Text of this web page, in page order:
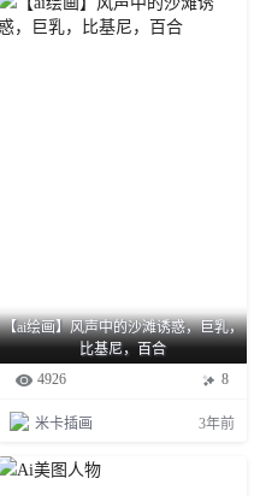
【ai绘画】风声中的沙滩诱惑，巨乳，
比基尼，百合
4926
8
米卡插画 3年前